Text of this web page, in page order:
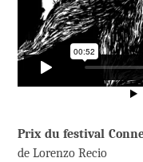
Prix du festival
de Lorenzo Recio